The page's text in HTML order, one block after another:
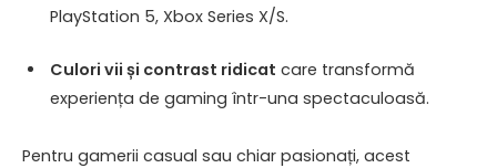
PlayStation 5, Xbox Series X/S.
Culori vii și contrast ridicat care transformă
experiența de gaming într-una spectaculoasă.
Pentru gamerii casual sau chiar pasionați, acest